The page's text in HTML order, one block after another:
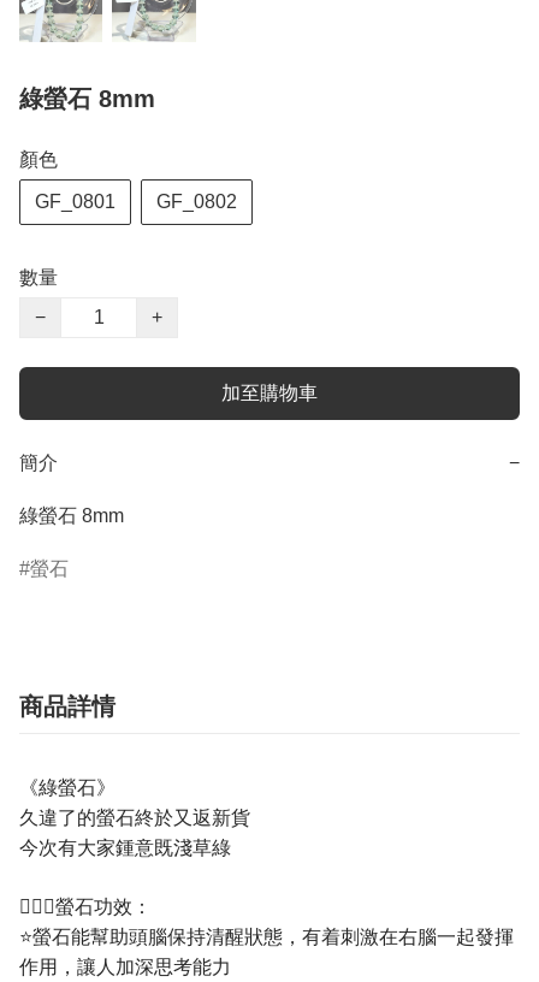
綠螢石 8mm
顏色
GF_0801 GF_0802
數量
−
+
加至購物車
簡介 −
綠螢石 8mm
螢石
商品詳情
《綠螢石》
久違了的螢石終於又返新貨
今次有大家鍾意既淺草綠
💁🏼‍♀️螢石功效：
⭐螢石能幫助頭腦保持清醒狀態，有着刺激在右腦一起發揮
作用，讓人加深思考能力